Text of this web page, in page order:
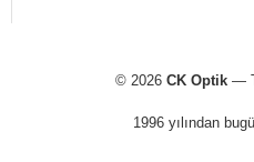
© 2026 CK Optik—
1996 yılından